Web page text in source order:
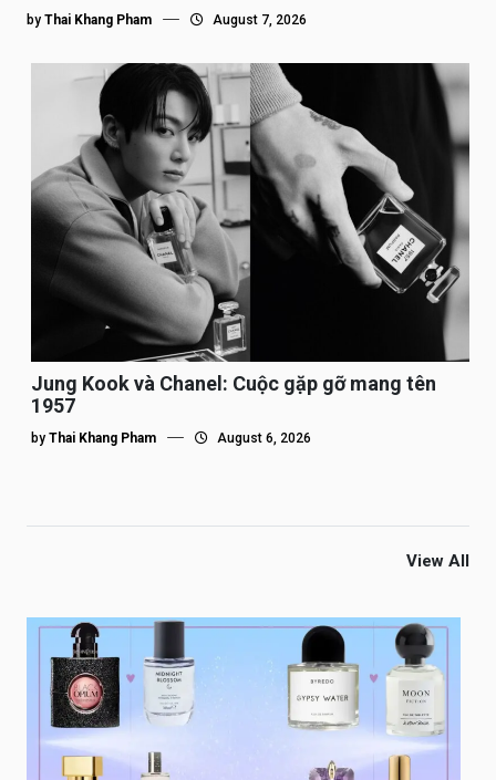
by Thai Khang Pham August 7, 2026
Jung Kook và Chanel: Cuộc gặp gỡ mang tên
1957
by Thai Khang Pham August 6, 2026
View All